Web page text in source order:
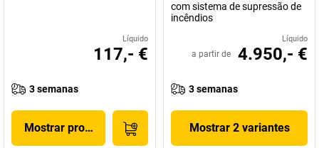
Líquido
117,- €
3 semanas
Mostrar produto
com sistema de supressão de
incêndios
Líquido
a partir de 4.950,- €
3 semanas
Mostrar 2 variantes